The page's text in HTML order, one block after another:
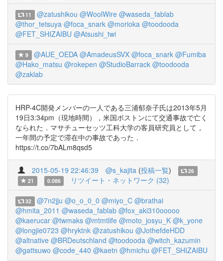
11 @zatushikou @WoolWire @waseda_fablab
@thor_tetsuya @foca_snark @morioka @toodooda
@FET_SHIZAIBU @Atsushi_twi
9 @AUE_OEDA @AmadeusSVX @foca_snark @Fumiba
@Hako_matsu @rokepen @StudioBarrack @toodooda
@zaklab
HRP-4C開発メンバーの一人である三浦郁奈子氏は2013年5月
19日3:34pm（現地時間），米国ボストンにて交通事故で亡く
なられた．マサチューセッツ工科大学の客員研究員として，
一年間の予定で滞在中の事故であった．
https://t.co/7bALm8qsd5
2015-05-19 22:46:39 @s_kajita (投稿一覧)
26
21
0.086 リツイート・ネットワーク (32)
32 @7n2jju @o_o_0_0 @miyo_C @brathai
@hmita_2011 @waseda_fablab @fox_aki310ooooo
@kaerucar @twmaks @mtmtlife @moto_josyu_K @k_yone
@longjie0723 @hryktnk @zatushikou @JothefdeHDD
@altnative @BRDeutschland @toodooda @witch_kazumin
@gattsuwo @code_440 @kaetn @hmichu @FET_SHIZAIBU